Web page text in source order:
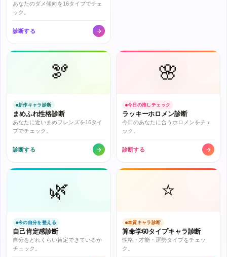
あなたのダメ傾向を16タイプでチェ
ック。
診断する
🫘
新作キャラ診断
まめふれ性格診断
あなたに近いまめフレンズを16タイ
プでチェック。
診断する
🌸
今日の推しチェック
ラッキーホロメン診断
今日のあなたに合うホロメンをチェ
ック。
診断する
🌿
今の自分を整える
自己肯定感診断
自分をどれくらい肯定できているか
チェック。
⭐
本質キャラ診断
算命学60タイプキャラ診断
性格・才能・運勢タイプをチェッ
ク。